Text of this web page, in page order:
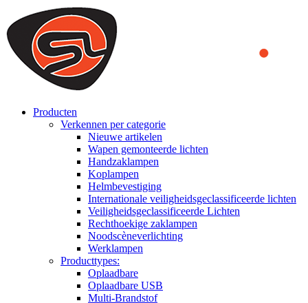
We use cookies to ensure that we provide you the best experience
on our website. By continuing to browse this website, you accept
that cookies are used to help us analyze how the website is used and
to offer you a better experience. To learn more or to find out how
you can disable cookies, you can access our
Producten
Verkennen per categorie
Nieuwe artikelen
Wapen gemonteerde lichten
Handzaklampen
Koplampen
Helmbevestiging
Internationale veiligheidsgeclassificeerde lichten
Veiligheidsgeclassificeerde Lichten
Rechthoekige zaklampen
Noodscèneverlichting
Werklampen
Producttypes:
Oplaadbare
Oplaadbare USB
Multi-Brandstof